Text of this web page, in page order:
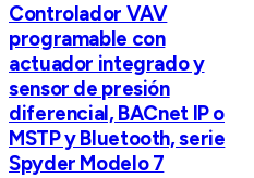
Controlador VAV
programable con
actuador integrado y
sensor de presión
diferencial, BACnet IP o
MSTP y Bluetooth, serie
Spyder Modelo 7